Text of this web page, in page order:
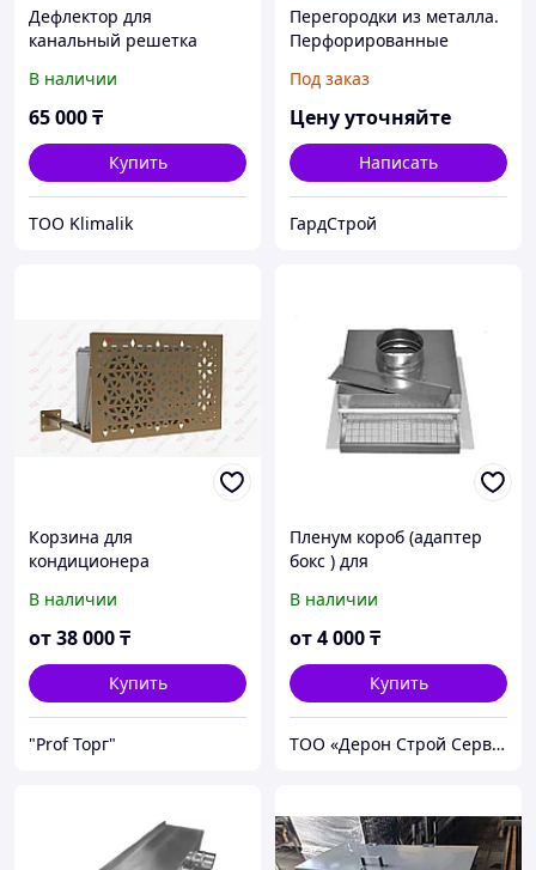
Дефлектор для
канальный решетка
В наличии
65 000₸
Купить
TOO Klimalik
Перегородки из металла.
Перфорированные
ограждения.
Под заказ
Цену уточняйте
Написать
ГардСтрой
Корзина для
кондиционера
В наличии
от38 000₸
Купить
"Prof Торг"
Пленум короб (адаптер
бокс ) для
решеток.
В наличии
от4 000₸
Купить
ТОО «Дерон Строй Сервис» г. Астана